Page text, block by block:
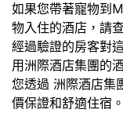
如果您帶著寵物到
物入住的酒店，請
經過驗證的房客對
用洲際酒店集團的
您透過 洲際酒店集
價保證和舒適住宿